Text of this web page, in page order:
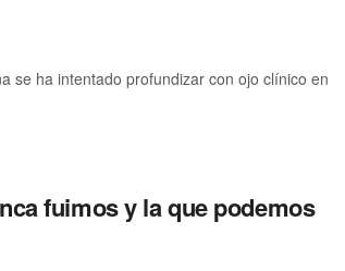
se ha intentado profundizar con ojo clínico en
fuimos y la que podemos